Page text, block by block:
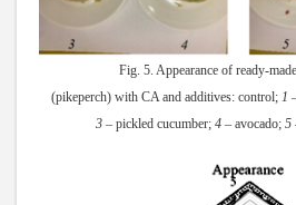
Fig. 5. Appearance of ready-
(pikeperch) with CA and additives: control; 1
3– pickled cucumber; 4– avocado; 5